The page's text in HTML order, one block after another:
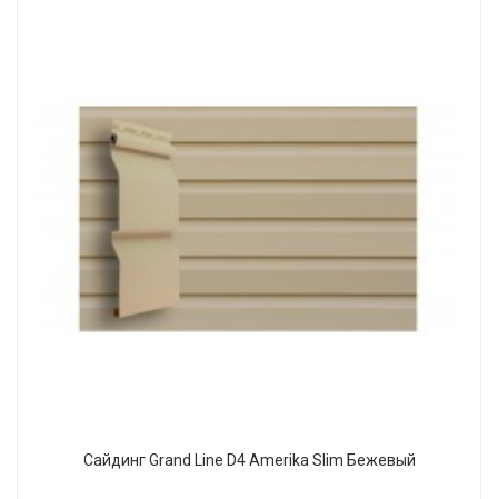
Сайдинг Grand Line D4 Amerika Slim Бежевый